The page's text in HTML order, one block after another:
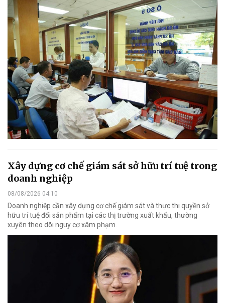
Xây dựng cơ chế giám sát sở hữu trí tuệ trong
doanh nghiệp
08/08/2026 04:10
Doanh nghiệp cần xây dựng cơ chế giám sát và thực thi quyền sở
hữu trí tuệ đối sản phẩm tại các thị trường xuất khẩu, thường
xuyên theo dõi nguy cơ xâm phạm.